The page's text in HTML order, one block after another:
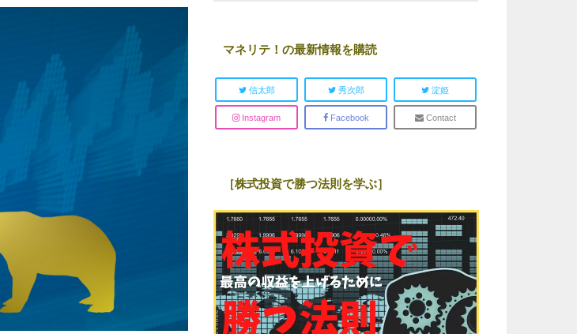
マネリテ！の最新情報を購読
信太郎 秀次郎 淀姫
Instagram Facebook Contact
［株式投資で勝つ法則を学ぶ］